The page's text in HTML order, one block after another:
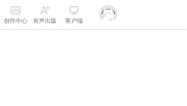
创作中心 有声出版 客户端